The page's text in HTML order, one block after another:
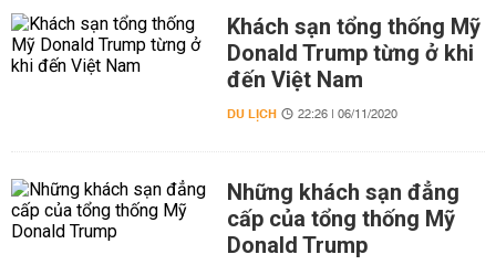
Khách sạn tổng thống Mỹ
Donald Trump từng ở khi
đến Việt Nam
DU LỊCH 22:26 | 06/11/2020
Những khách sạn đẳng
cấp của tổng thống Mỹ
Donald Trump